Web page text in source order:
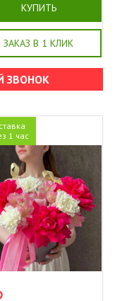
КУПИТЬ
ЗАКАЗ В 1 КЛИК
ЗВОНОК
1 час